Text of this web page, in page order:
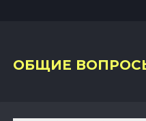
ОБЩИЕ